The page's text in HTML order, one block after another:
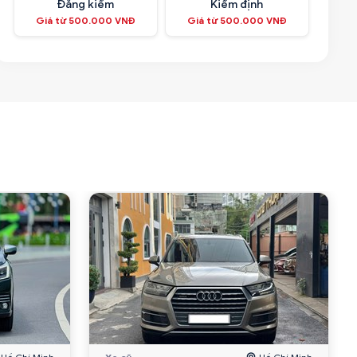
Đăng kiểm
Giá từ 500.000 VNĐ
Kiểm định
Giá từ 500.000 VNĐ